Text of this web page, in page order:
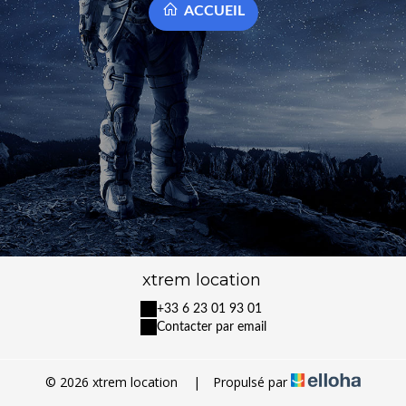
ACCUEIL
xtrem location
+33 6 23 01 93 01
Contacter par email
© 2026 xtrem location | Propulsé par